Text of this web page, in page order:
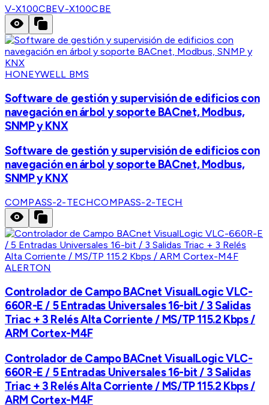
V-X100CBEV-X100CBE
HONEYWELL BMS
Software de gestión y supervisión de edificios con
navegación en árbol y soporte BACnet, Modbus,
SNMP y KNX
Software de gestión y supervisión de edificios con
navegación en árbol y soporte BACnet, Modbus,
SNMP y KNX
COMPASS-2-TECHCOMPASS-2-TECH
ALERTON
Controlador de Campo BACnet VisualLogic VLC-
660R-E / 5 Entradas Universales 16-bit / 3 Salidas
Triac + 3 Relés Alta Corriente / MS/TP 115.2 Kbps /
ARM Cortex-M4F
Controlador de Campo BACnet VisualLogic VLC-
660R-E / 5 Entradas Universales 16-bit / 3 Salidas
Triac + 3 Relés Alta Corriente / MS/TP 115.2 Kbps /
ARM Cortex-M4F